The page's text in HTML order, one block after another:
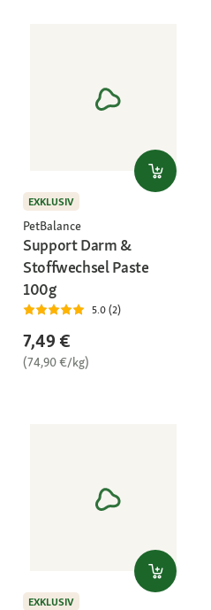
EXKLUSIV
PetBalance
Support Darm &
Stoffwechsel Paste
100g
5.0 (2)
7,49 €
(74,90 €/kg)
EXKLUSIV